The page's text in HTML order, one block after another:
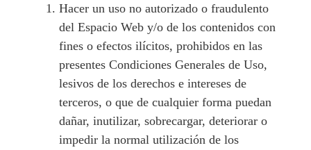
Hacer un uso no autorizado o fraudulento
del Espacio Web y/o de los contenidos con
fines o efectos ilícitos, prohibidos en las
presentes Condiciones Generales de Uso,
lesivos de los derechos e intereses de
terceros, o que de cualquier forma puedan
dañar, inutilizar, sobrecargar, deteriorar o
impedir la normal utilización de los